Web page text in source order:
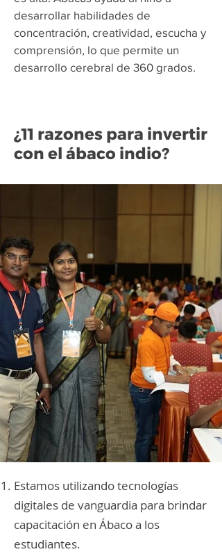
desarrollar habilidades de
concentración, creatividad, escucha y
comprensión, lo que permite un
desarrollo cerebral de 360 grados.
¿11 razones para invertir
con el ábaco indio?
Estamos utilizando tecnologías
digitales de vanguardia para brindar
capacitación en Ábaco a los
estudiantes.